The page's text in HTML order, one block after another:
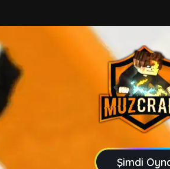
Şimdi